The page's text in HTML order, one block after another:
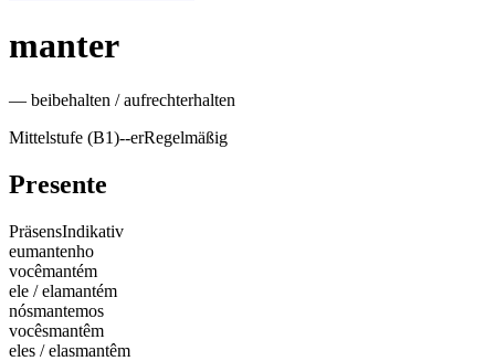
manter
— beibehalten / aufrechterhalten
Mittelstufe (B1)--erRegelmäßig
Presente
PräsensIndikativ
eumantenho
vocêmantém
ele / elamantém
nósmantemos
vocêsmantêm
eles / elasmantêm